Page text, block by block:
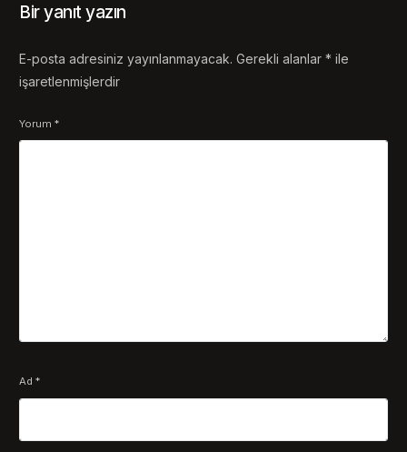
Bir yanıt yazın
E-posta adresiniz yayınlanmayacak. Gerekli alanlar* ile
işaretlenmişlerdir
Yorum*
Ad*